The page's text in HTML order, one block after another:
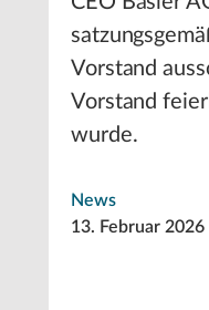
Vorstand
Vorstand
wurde.
News
13. Februar 2026